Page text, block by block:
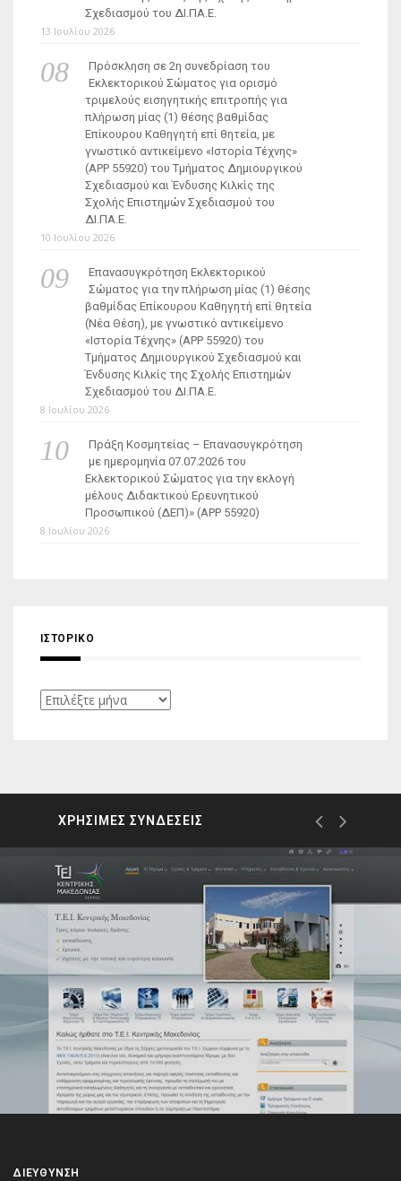
Σχεδιασμού του ΔΙ.ΠΑ.Ε.
13 Ιουλίου 2026
Πρόσκληση σε 2η συνεδρίαση του
Εκλεκτορικού Σώματος για ορισμό
τριμελούς εισηγητικής επιτροπής για
πλήρωση μίας (1) θέσης βαθμίδας
Επίκουρου Καθηγητή επί θητεία, με
γνωστικό αντικείμενο «Ιστορία Τέχνης»
(ΑΡΡ 55920) του Τμήματος Δημιουργικού
Σχεδιασμού και Ένδυσης Κιλκίς της
Σχολής Επιστημών Σχεδιασμού του
ΔΙ.ΠΑ.Ε.
10 Ιουλίου 2026
Επανασυγκρότηση Εκλεκτορικού
Σώματος για την πλήρωση μίας (1) θέσης
βαθμίδας Επίκουρου Καθηγητή επί θητεία
(Νέα Θέση), με γνωστικό αντικείμενο
«Ιστορία Τέχνης» (ΑΡΡ 55920) του
Τμήματος Δημιουργικού Σχεδιασμού και
Ένδυσης Κιλκίς της Σχολής Επιστημών
Σχεδιασμού του ΔΙ.ΠΑ.Ε.
8 Ιουλίου 2026
Πράξη Κοσμητείας – Επανασυγκρότηση
με ημερομηνία 07.07.2026 του
Εκλεκτορικού Σώματος για την εκλογή
μέλους Διδακτικού Ερευνητικού
Προσωπικού (ΔΕΠ)» (APP 55920)
8 Ιουλίου 2026
ΙΣΤΟΡΙΚΌ
Ιστορικό
ΧΡΗΣΙΜΕΣ ΣΥΝΔΕΣΕΙΣ
ΔΙΕΎΘΥΝΣΗ